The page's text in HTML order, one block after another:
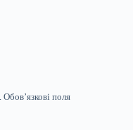
Обов’язкові поля